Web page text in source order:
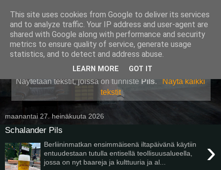
Pullollinen
Näytetään tekstit, joissa on tunniste Pils.
Näytä kaikki
tekstit
maanantai 27. heinäkuuta 2026
Schalander Pils
›
Berliininmatkan ensimmäisenä iltapäivänä käytiin
entuudestaan tutulla entisellä teollisuusalueella,
jossa on nyt baareja ja kulttuuria ja al...
This site uses cookies from Google to deliver its services
and to analyze traffic. Your IP address and user-agent are
shared with Google along with performance and security
metrics to ensure quality of service, generate usage
statistics, and to detect and address abuse.
LEARN MORE GOT IT